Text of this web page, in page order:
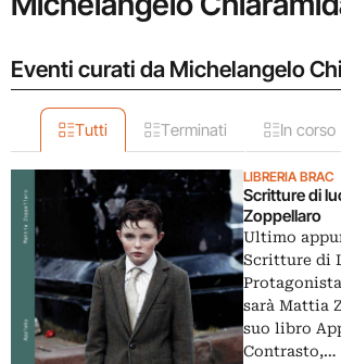
Eventi curati da Michelangelo
Tutti Terminati In corso
LIBRERIA BRAC
Scritture di
Zoppellaro
Ultimo
Scritture di
sarà Mattia
suo libro
Contrasto,…